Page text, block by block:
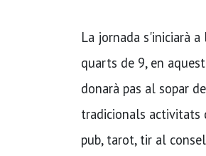
La jornada s'iniciarà
quarts de 9, en
donarà pas al sopar
tradicionals activitats
pub, tarot, tir al